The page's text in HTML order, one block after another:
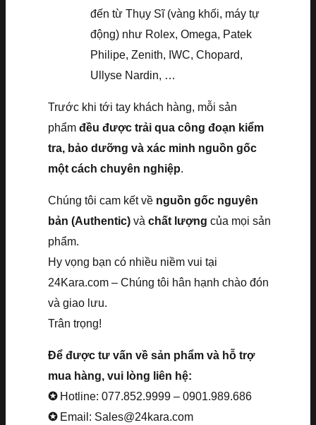
đến từ Thụy Sĩ (vàng khối, máy tự
động) như Rolex, Omega, Patek
Philipe, Zenith, IWC, Chopard,
Ullyse Nardin, …
Trước khi tới tay khách hàng, mỗi sản
phẩm đều được trải qua công đoạn kiểm
tra, bảo dưỡng và xác minh nguồn gốc
một cách chuyên nghiệp.
Chúng tôi cam kết về nguồn gốc nguyên
bản (Authentic) và chất lượng của mọi sản
phẩm.
Hy vọng bạn có nhiều niềm vui tại
24Kara.com – Chúng tôi hân hạnh chào đón
và giao lưu.
Trân trọng!
Để được tư vấn về sản phẩm và hỗ trợ
mua hàng, vui lòng liên hệ:
✪ Hotline: 077.852.9999 – 0901.989.686
✪ Email: Sales@24kara.com